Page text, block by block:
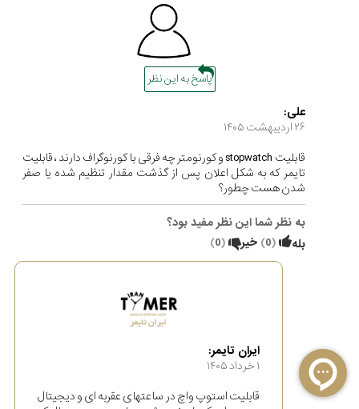
پاسخ به این نظر
علی:
۲۶ ارديبهشت ۱۴۰۵
قابلیت stopwatch و کورنومتر چه فرقی با کورنوگراف دارند ، قابلیت
تایمر که به شکل اعلان پس از گذشت مقدار تنظیم شده یا صفر
شدن هست چطور؟
به نظر شما این نظر مفید بود؟
بله
(
0
) خیر (
0
)
ایران تایمر:
۱ خرداد ۱۴۰۵
قابلیت استوپ واچ در ساعتهای عقربه ای و دیجیتال